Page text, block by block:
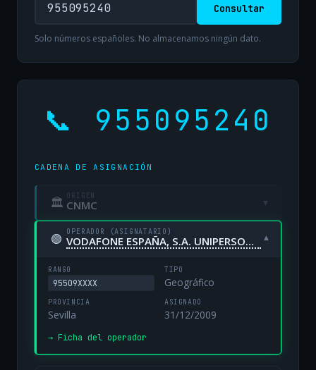
Consultar
Solo números españoles. No almacenamos ningún dato.
📞 955095240
CADENA DE ASIGNACIÓN
🏛 ORIGEN
CNMC ▾
🟢 OPERADOR (ASIGNATARIO)
VODAFONE ESPAÑA, S.A. UNIPERSONAL ▾
RANGO
95509XXXX
TIPO
Geográfico
PROVINCIA
Sevilla
ASIGNADO
31/12/2009
→ Ficha del operador